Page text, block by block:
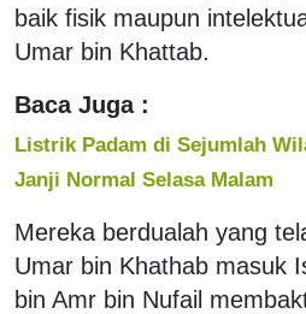
baik fisik maupun
Umar bin Khattab.
Baca Juga :
Listrik Padam di Sejumlah
Janji Normal Selasa Malam
Mereka berdualah yang
Umar bin Khathab masuk
bin Amr bin Nufail